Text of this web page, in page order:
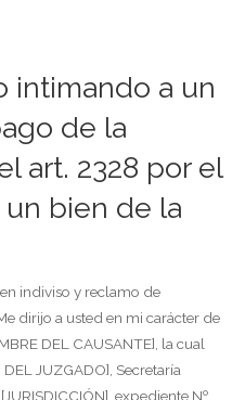
intimando a un
de la
art. 2328 por el
bien de la
indiviso y reclamo de
dirijo a usted en mi carácter de
DEL CAUSANTE], la cual
JUZGADO], Secretaría
expediente Nº